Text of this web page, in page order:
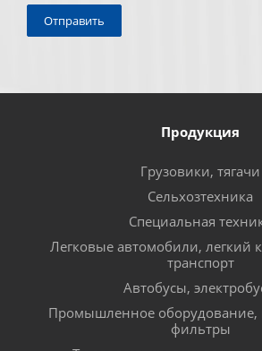
Продукция
Грузовики, тягачи
Сельхозтехника
Специальная
Легковые автомобили, легкий
транспорт
Автобусы,
Промышленное оборудование,
фильтры